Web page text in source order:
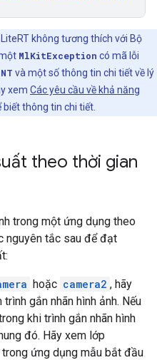
không tương thích với Bộ
MlKitException có mã lỗi
và một số thông tin chi tiết về lý
xem Các yêu cầu về khả năng
biết thông tin chi tiết.
theo thời gian
trong một ứng dụng theo
nguyên tắc sau để đạt
hoặc camera2 , hãy
gắn nhãn hình ảnh. Nếu
khi trình gắn nhãn hình
đó. Hãy xem lớp
trong ứng dụng mẫu bắt đầu